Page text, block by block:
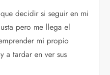
decidir si seguir en mi
pero me llega el
mi propio
a tardar en ver sus